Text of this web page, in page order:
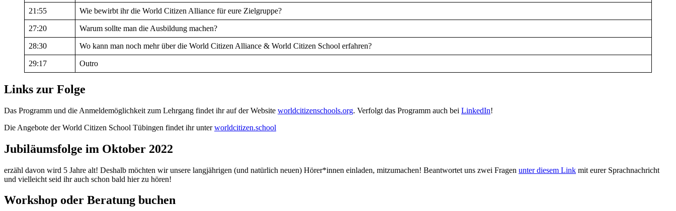
21:55 Wie bewirbt ihr die World Citizen Alliance für eure Zielgruppe?
27:20 Warum sollte man die Ausbildung machen?
28:30 Wo kann man noch mehr über die World Citizen Alliance & World Citizen School erfahren?
29:17 Outro
Links zur Folge
Das Programm und die Anmeldemöglichkeit zum Lehrgang findet ihr auf der Website worldcitizenschools.org. Verfolgt das Programm auch bei LinkedIn!
Die Angebote der World Citizen School Tübingen findet ihr unterworldcitizen.school
Jubiläumsfolge im Oktober 2022
erzähl davon wird 5 Jahre alt! Deshalb möchten wir unsere langjährigen (und natürlich neuen) Hörer*innen einladen, mitzumachen! Beantwortet uns zwei Fragen unter diesem Link mit eurer Sprachnachricht
und vielleicht seid ihr auch schon bald hier zu hören!
Workshop oder Beratung buchen